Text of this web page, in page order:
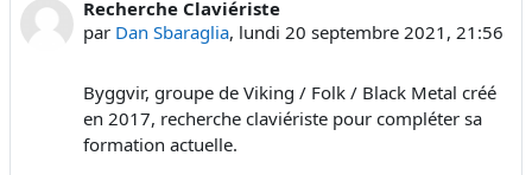
Recherche Claviériste
par Dan Sbaraglia, lundi 20 septembre 2021, 21:56
Nombre de réponses : 0
Byggvir, groupe de Viking / Folk / Black Metal créé
en 2017, recherche claviériste pour compléter sa
formation actuelle.